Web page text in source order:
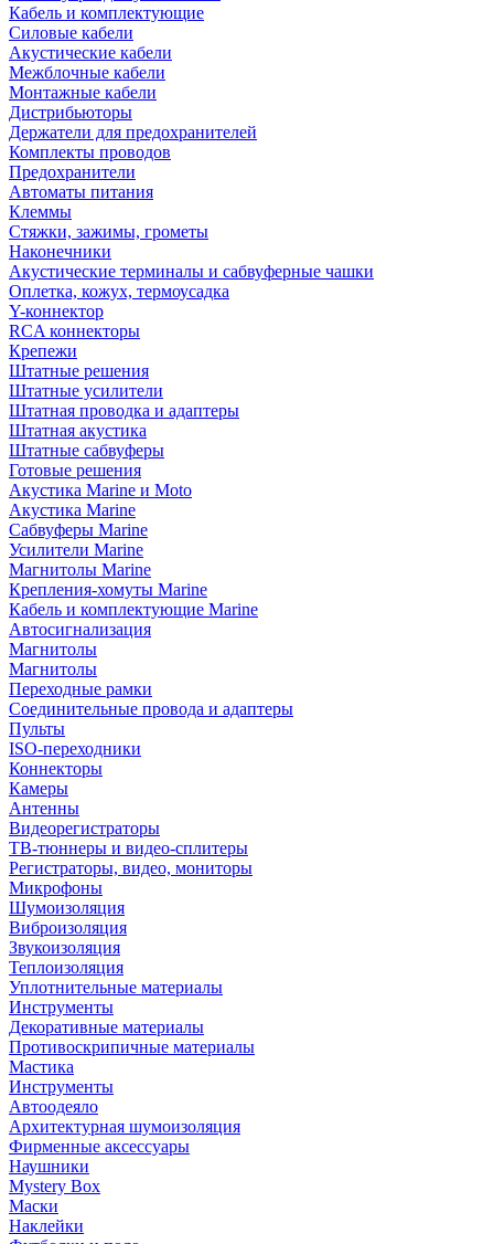
Кабель и комплектующие
Силовые кабели
Акустические кабели
Межблочные кабели
Монтажные кабели
Дистрибьюторы
Держатели для предохранителей
Комплекты проводов
Предохранители
Автоматы питания
Клеммы
Стяжки, зажимы, грометы
Наконечники
Акустические терминалы и сабвуферные чашки
Оплетка, кожух, термоусадка
Y-коннектор
RCA коннекторы
Крепежи
Штатные решения
Штатные усилители
Штатная проводка и адаптеры
Штатная акустика
Штатные сабвуферы
Готовые решения
Акустика Marine и Moto
Акустика Marine
Сабвуферы Marine
Усилители Marine
Магнитолы Marine
Крепления-хомуты Marine
Кабель и комплектующие Marine
Автосигнализация
Магнитолы
Магнитолы
Переходные рамки
Соединительные провода и адаптеры
Пульты
ISO-переходники
Коннекторы
Камеры
Антенны
Видеорегистраторы
ТВ-тюннеры и видео-сплитеры
Регистраторы, видео, мониторы
Микрофоны
Шумоизоляция
Виброизоляция
Звукоизоляция
Теплоизоляция
Уплотнительные материалы
Инструменты
Декоративные материалы
Противоскрипичные материалы
Мастика
Инструменты
Автоодеяло
Архитектурная шумоизоляция
Фирменные аксессуары
Наушники
Mystery Box
Маски
Наклейки